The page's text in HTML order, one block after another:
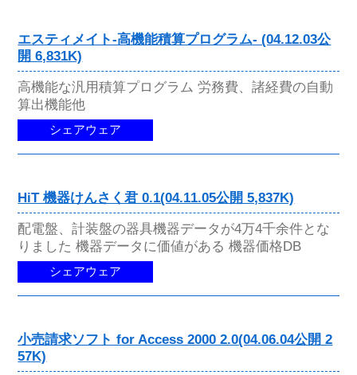
エスティメイト-高機能積算プログラム- (04.12.03公
開 6,831K)
高機能な汎用積算プログラム 労務費、諸経費の自動
算出機能他
シェアウェア
HiT 機器けんさく君 0.1(04.11.05公開 5,837K)
配電盤、計装盤の器具機器データが4万4千余件とな
りました 機器データに価値がある 機器価格DB
シェアウェア
小売請求ソフト for Access 2000 2.0(04.06.04公開 2
57K)